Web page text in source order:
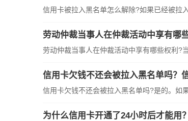
信用卡被拉入黑名单怎么解除?如果已经被拉
劳动仲裁当事人在仲裁活动中享有哪
劳动仲裁当事人在仲裁活动中享有哪些权利?
信用卡欠钱不还会被拉入黑名单吗？
信用卡欠钱不还会被拉入黑名单吗?是的。如
为什么信用卡开通了24小时后才能用